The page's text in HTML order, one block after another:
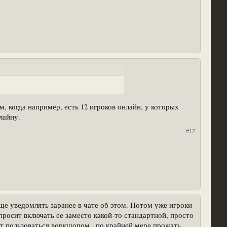
когда например, есть 12 игроков онлайн, у которых
#12
уведомлять заранее в чате об этом. Потом уже игроки
включать ее заместо какой-то стандартной, просто
пользоваться воркшопом , по крайней мере прожать